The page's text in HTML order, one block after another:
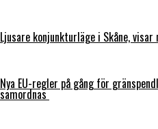
Ljusare konjunkturläge i Skåne, visar
Nya EU-regler på gång för
samordnas